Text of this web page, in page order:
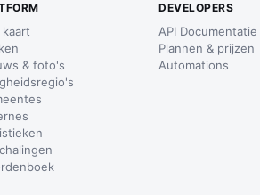
kaart
& foto's
DEVELOPERS
API Documentatie
Plannen & prijzen
Automations